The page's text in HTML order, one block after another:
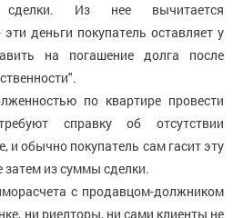
сделки. Из нее вычитается
деньги покупатель оставляет у
на погашение долга после
по квартире провести
справку об отсутствии
и обычно покупатель сам гасит эту
из суммы сделки.
с продавцом-должником
ни риелторы, ни сами клиенты не